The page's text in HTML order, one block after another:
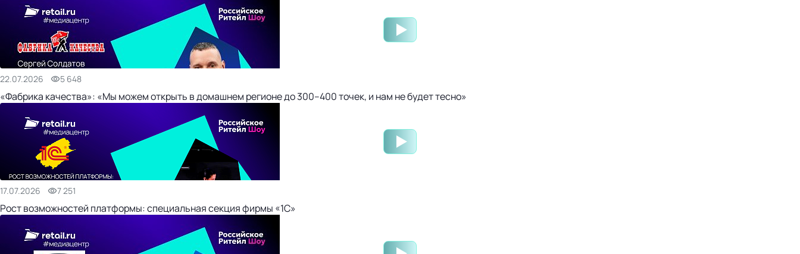
22.07.2026 5 648
«Фабрика качества»: «Мы можем открыть в домашнем регионе до 300–400 точек, и нам не будет тесно»
17.07.2026 7 251
Рост возможностей платформы: специальная секция фирмы «1С»